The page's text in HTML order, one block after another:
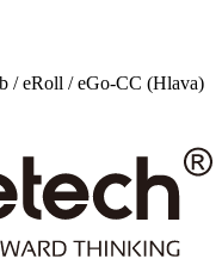
/ eRoll / eGo-CC (Hlava)